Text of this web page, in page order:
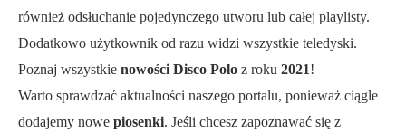
również odsłuchanie pojedynczego utworu lub całej playlisty.
Dodatkowo użytkownik od razu widzi wszystkie teledyski.
Poznaj wszystkie nowości Disco Polo z roku 2021!
Warto sprawdzać aktualności naszego portalu, ponieważ ciągle
dodajemy nowe piosenki. Jeśli chcesz zapoznawać się z